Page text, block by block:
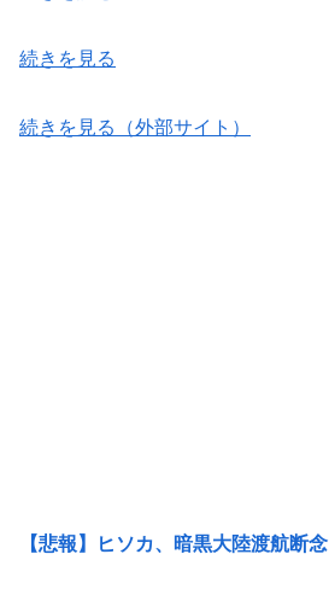
続きを見る
続きを見る（外部サイト）
【悲報】ヒソカ、暗黒大陸渡航断念